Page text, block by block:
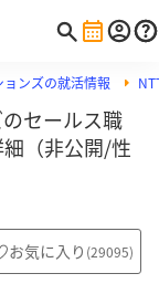
ンズの就活情報
セールス職
（非公開/性
お気に入り (29095)